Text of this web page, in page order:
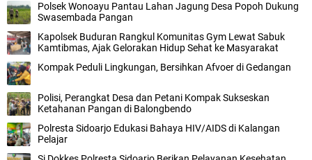
Polsek Wonoayu Pantau Lahan Jagung Desa Popoh Dukung
Swasembada Pangan
Kapolsek Buduran Rangkul Komunitas Gym Lewat Sabuk
Kamtibmas, Ajak Gelorakan Hidup Sehat ke Masyarakat
Kompak Peduli Lingkungan, Bersihkan Afvoer di Gedangan
Polisi, Perangkat Desa dan Petani Kompak Sukseskan
Ketahanan Pangan di Balongbendo
Polresta Sidoarjo Edukasi Bahaya HIV/AIDS di Kalangan
Pelajar